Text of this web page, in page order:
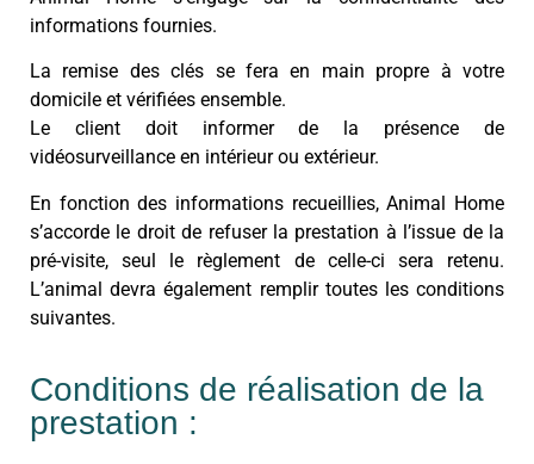
informations fournies.
La remise des clés se fera en main propre à votre
domicile et vérifiées ensemble.
Le client doit informer de la présence de
vidéosurveillance en intérieur ou extérieur.
En fonction des informations recueillies, Animal Home
s’accorde le droit de refuser la prestation à l’issue de la
pré-visite, seul le règlement de celle-ci sera retenu.
L’animal devra également remplir toutes les conditions
suivantes.
Conditions de réalisation de la
prestation :